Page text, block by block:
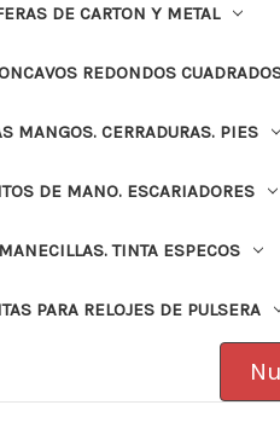
DE CARTON Y METAL
REDONDOS
MANGOS. CERRADURAS. PIES
DE MANO. ESCARIADORES
TINTA ESPECOS
PARA RELOJES DE PULSERA